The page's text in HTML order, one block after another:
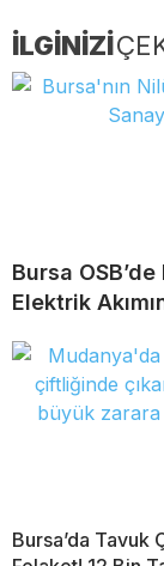
İLGİNİZİ
Bursa
Elektrik
Bursa’da Tavuk